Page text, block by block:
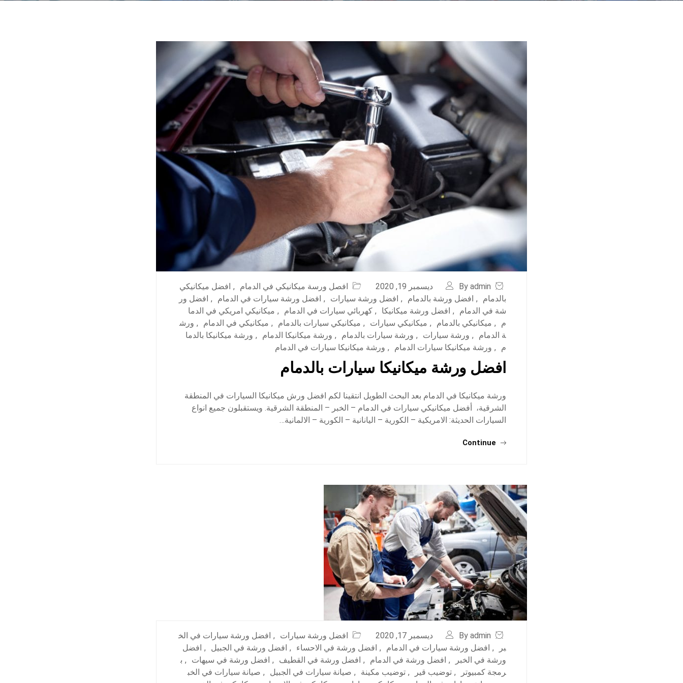
By admin ديسمبر 19, 2020 افصل ورسة ميكانيكي في الدمام , افضل ميكانيكي
بالدمام
, افضل ورشة بالدمام , افضل ورشة سيارات , افضل ورشة سيارات في الدمام , افضل ور
شة في الدمام
, افضل ورشة ميكانيكا , كهربائي سيارات في الدمام , ميكانيكي امريكي في الدما
م
, ميكانيكي بالدمام , ميكانيكي سيارات , ميكانيكي سيارات بالدمام , ميكانيكي في الدمام , ورش
ة الدمام
, ورشة سيارات , ورشة سيارات بالدمام , ورشة ميكانيكا الدمام , ورشة ميكانيكا بالدما
م
, ورشة ميكانيكا سيارات الدمام , ورشة ميكانيكا سيارات في الدمام
افضل ورشة ميكانيكا سيارات بالدمام
ورشة ميكانيكا في الدمام بعد البحث الطويل انتقينا لكم افضل ورش ميكانيكا السيارات في المنطقة
الشرقية، أفضل ميكانيكي سيارات في الدمام – الخبر – المنطقة الشرقية. ويستقبلون جميع انواع
السيارات الحديثة: الامريكية – الكورية – اليانانية – الكورية – الالمانية…
Continue
By admin ديسمبر 17, 2020 افضل ورشة سيارات , افضل ورشة سيارات في الخ
بر
, افضل ورشة سيارات في الدمام , افضل ورشة في الاحساء , افضل ورشة في الجبيل , افضل
ورشة في الخبر
, افضل ورشة في الدمام , افضل ورشة في القطيف , افضل ورشة في سيهات , ب
رمجة كمبيوتر
, توضيب قير , توضيب مكينة , صيانة سيارات في الجبيل , صيانة سيارات في الخب